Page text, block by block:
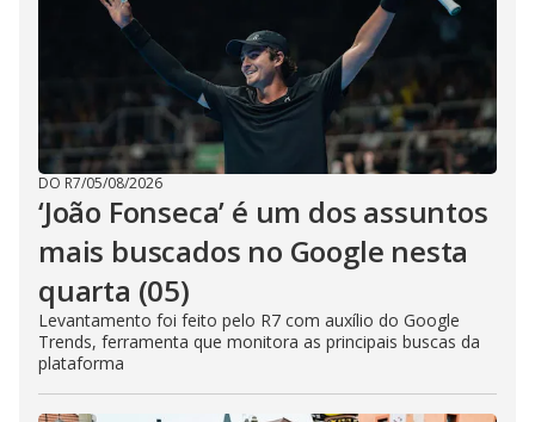
DO R7/05/08/2026
‘João Fonseca’ é um dos assuntos
mais buscados no Google nesta
quarta (05)
Levantamento foi feito pelo R7 com auxílio do Google
Trends, ferramenta que monitora as principais buscas da
plataforma